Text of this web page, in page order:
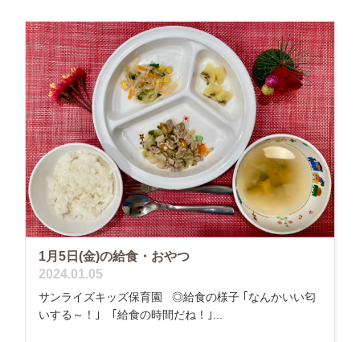
1月5日(金)の給食・おやつ
2024.01.05
サンライズキッズ保育園 ◎給食の様子 ｢なんかいい匂
いする～！｣ ｢給食の時間だね！｣...